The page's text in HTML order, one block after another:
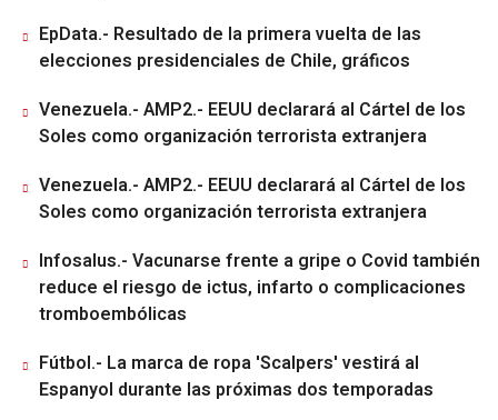
EpData.- Resultado de la primera vuelta de las
elecciones presidenciales de Chile, gráficos
Venezuela.- AMP2.- EEUU declarará al Cártel de los
Soles como organización terrorista extranjera
Venezuela.- AMP2.- EEUU declarará al Cártel de los
Soles como organización terrorista extranjera
Infosalus.- Vacunarse frente a gripe o Covid también
reduce el riesgo de ictus, infarto o complicaciones
tromboembólicas
Fútbol.- La marca de ropa 'Scalpers' vestirá al
Espanyol durante las próximas dos temporadas